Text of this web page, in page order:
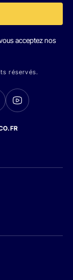
acceptez nos
réservés.